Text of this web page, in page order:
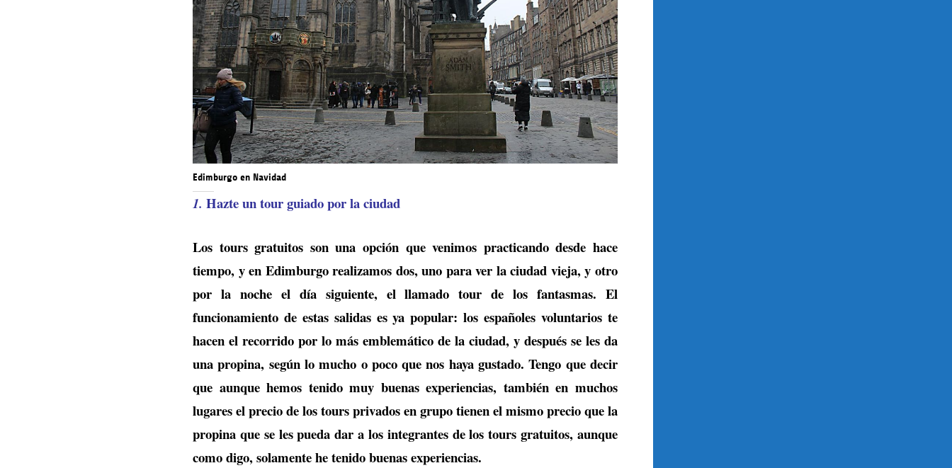
Edimburgo en Navidad
1. Hazte un tour guiado por la ciudad
Los tours gratuitos son una opción que venimos practicando desde hace
tiempo, y en Edimburgo realizamos dos, uno para ver la ciudad vieja, y otro
por la noche el día siguiente, el llamado tour de los fantasmas. El
funcionamiento de estas salidas es ya popular: los españoles voluntarios te
hacen el recorrido por lo más emblemático de la ciudad, y después se les da
una propina, según lo mucho o poco que nos haya gustado. Tengo que decir
que aunque hemos tenido muy buenas experiencias, también en muchos
lugares el precio de los tours privados en grupo tienen el mismo precio que la
propina que se les pueda dar a los integrantes de los tours gratuitos, aunque
como digo, solamente he tenido buenas experiencias.